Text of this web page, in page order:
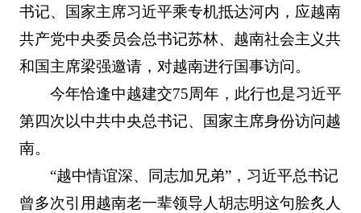
书记、国家主席习近平乘专机抵达河内，应越南
共产党中央委员会总书记苏林、越南社会主义共
和国主席梁强邀请，对越南进行国事访问。
今年恰逢中越建交75周年，此行也是习近平
第四次以中共中央总书记、国家主席身份访问越
南。
“越中情谊深、同志加兄弟”，习近平总书记
曾多次引用越南老一辈领导人胡志明这句脍炙人